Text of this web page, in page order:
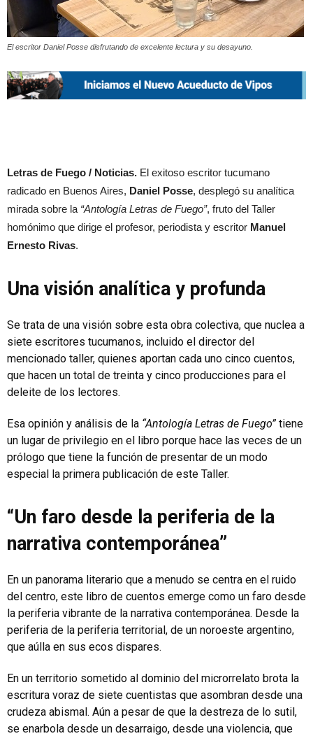
El escritor Daniel Posse disfrutando de excelente lectura y su desayuno.
Letras de Fuego / Noticias. El exitoso escritor tucumano
radicado en Buenos Aires, Daniel Posse, desplegó su analítica
mirada sobre la “Antología Letras de Fuego”, fruto del Taller
homónimo que dirige el profesor, periodista y escritor Manuel
Ernesto Rivas.
Una visión analítica y profunda
Se trata de una visión sobre esta obra colectiva, que nuclea a
siete escritores tucumanos, incluido el director del
mencionado taller, quienes aportan cada uno cinco cuentos,
que hacen un total de treinta y cinco producciones para el
deleite de los lectores.
Esa opinión y análisis de la “Antología Letras de Fuego” tiene
un lugar de privilegio en el libro porque hace las veces de un
prólogo que tiene la función de presentar de un modo
especial la primera publicación de este Taller.
“Un faro desde la periferia de la
narrativa contemporánea”
En un panorama literario que a menudo se centra en el ruido
del centro, este libro de cuentos emerge como un faro desde
la periferia vibrante de la narrativa contemporánea. Desde la
periferia de la periferia territorial, de un noroeste argentino,
que aúlla en sus ecos dispares.
En un territorio sometido al dominio del microrrelato brota la
escritura voraz de siete cuentistas que asombran desde una
crudeza abismal. Aún a pesar de que la destreza de lo sutil,
se enarbola desde un desarraigo, desde una violencia, que